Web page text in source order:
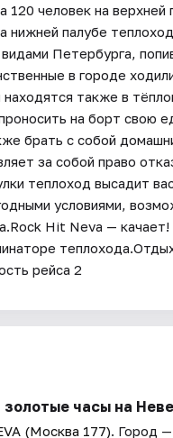
человек на верхней
нижней палубе
Петербурга,
в городе
также в
на борт свою
брать с собой
за собой право
теплоход высадит
условиями,
Hit Neva —
рейса 2
часы на
(Москва 177). Город